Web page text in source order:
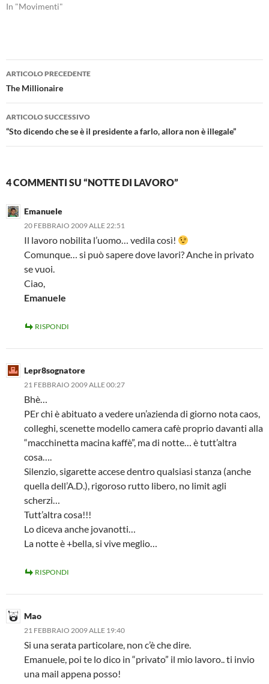
In "Movimenti"
Navigazione
articolo
ARTICOLO PRECEDENTE
The Millionaire
ARTICOLO SUCCESSIVO
“Sto dicendo che se è il presidente a farlo, allora non è illegale”
4 COMMENTI SU “NOTTE DI LAVORO”
Emanuele
20 FEBBRAIO 2009 ALLE 22:51
Il lavoro nobilita l’uomo… vedila così!
Comunque… si può sapere dove lavori? Anche in privato
se vuoi.
Ciao,
Emanuele
RISPONDI
Lepr8sognatore
21 FEBBRAIO 2009 ALLE 00:27
Bhè…
PEr chi è abituato a vedere un’azienda di giorno nota caos,
colleghi, scenette modello camera cafè proprio davanti alla
“macchinetta macina kaffè”, ma di notte… è tutt’altra
cosa….
Silenzio, sigarette accese dentro qualsiasi stanza (anche
quella dell’A.D.), rigoroso rutto libero, no limit agli
scherzi…
Tutt’altra cosa!!!
Lo diceva anche jovanotti…
La notte è +bella, si vive meglio…
RISPONDI
Mao
21 FEBBRAIO 2009 ALLE 19:40
Si una serata particolare, non c’è che dire.
Emanuele, poi te lo dico in “privato” il mio lavoro.. ti invio
una mail appena posso!